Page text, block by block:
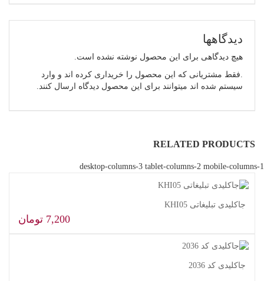
دیدگاهها
هیچ دیدگاهی برای این محصول نوشته نشده است.
.فقط مشتریانی که این محصول را خریداری کرده اند و وارد
سیستم شده اند میتوانند برای این محصول دیدگاه ارسال کنند.
RELATED PRODUCTS
desktop-columns-3 tablet-columns-2 mobile-columns-1
جاکلیدی کد 2036
جاکلیدی تبلیغاتی KHI05
7,200 تومان